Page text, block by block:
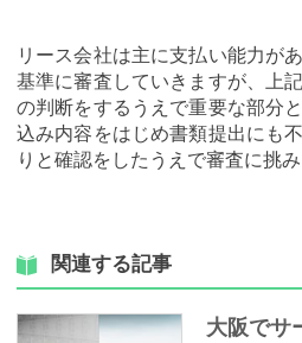
リース会社は主に支払い能力が
基準に審査していきますが、上
の判断をするうえで重要な部分
込み内容をはじめ書類提出にも
りと確認をしたうえで審査に挑み
関連する記事
大阪でサ